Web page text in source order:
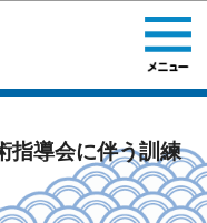
移動
指導会に伴う訓練